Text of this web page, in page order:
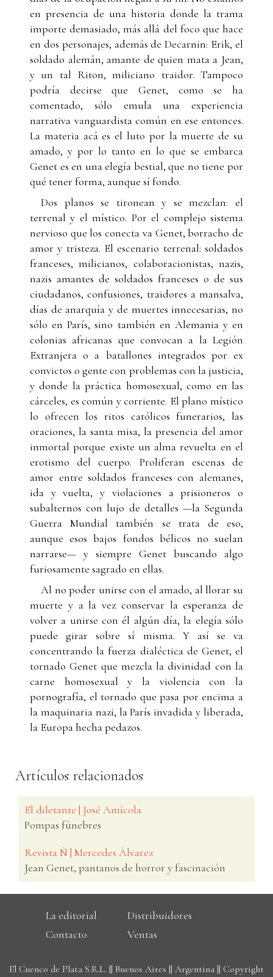
en presencia de una historia donde la trama
importe demasiado, más allá del foco que hace
en dos personajes, además de Decarnin: Erik, el
soldado alemán, amante de quien mata a Jean,
y un tal Riton, miliciano traidor. Tampoco
podría decirse que Genet, como se ha
comentado, sólo emula una experiencia
narrativa vanguardista común en ese entonces.
La materia acá es el luto por la muerte de su
amado, y por lo tanto en lo que se embarca
Genet es en una elegía bestial, que no tiene por
qué tener forma, aunque sí fondo.
Dos planos se tironean y se mezclan: el
terrenal y el místico. Por el complejo sistema
nervioso que los conecta va Genet, borracho de
amor y tristeza. El escenario terrenal: soldados
franceses, milicianos, colaboracionistas, nazis,
nazis amantes de soldados franceses o de sus
ciudadanos, confusiones, traidores a mansalva,
días de anarquía y de muertes innecesarias, no
sólo en París, sino también en Alemania y en
colonias africanas que convocan a la Legión
Extranjera o a batallones integrados por ex
convictos o gente con problemas con la justicia,
y donde la práctica homosexual, como en las
cárceles, es común y corriente. El plano místico
lo ofrecen los ritos católicos funerarios, las
oraciones, la santa misa, la presencia del amor
inmortal porque existe un alma revuelta en el
erotismo del cuerpo. Proliferan escenas de
amor entre soldados franceses con alemanes,
ida y vuelta, y violaciones a prisioneros o
subalternos con lujo de detalles —la Segunda
Guerra Mundial también se trata de eso,
aunque esos bajos fondos bélicos no suelan
narrarse— y siempre Genet buscando algo
furiosamente sagrado en ellas.
Al no poder unirse con el amado, al llorar su
muerte y a la vez conservar la esperanza de
volver a unirse con él algún día, la elegía sólo
puede girar sobre sí misma. Y así se va
concentrando la fuerza dialéctica de Genet, el
tornado Genet que mezcla la divinidad con la
carne homosexual y la violencia con la
pornografía, el tornado que pasa por encima a
la maquinaria nazi, la París invadida y liberada,
la Europa hecha pedazos.
Artículos relacionados
El diletante | José Amícola
Pompas fúnebres
Revista Ñ | Mercedes Álvarez
Jean Genet, pantanos de horror y fascinación
La editorial
Distribuidores
Contacto
Ventas
El Cuenco de Plata S.R.L. || Buenos Aires || Argentina || Copyright